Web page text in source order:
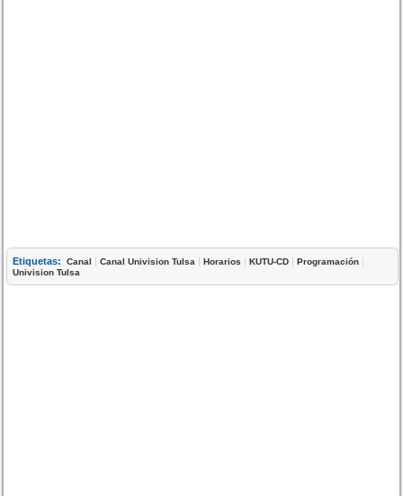
Etiquetas: Canal |Canal Univision Tulsa |Horarios |KUTU-CD |Programación |
Univision Tulsa